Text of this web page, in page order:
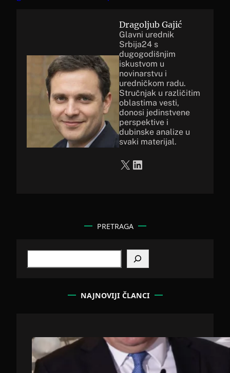
Dragoljub Gajić
Glavni urednik
Srbija24 s
dugogodišnjim
iskustvom u
novinarstvu i
uredničkom radu.
Stručnjak u različitim
oblastima vesti,
donosi jedinstvene
perspektive i
dubinske analize u
svaki materijal.
X LinkedIn
PRETRAGA
NAJNOVIJI ČLANCI